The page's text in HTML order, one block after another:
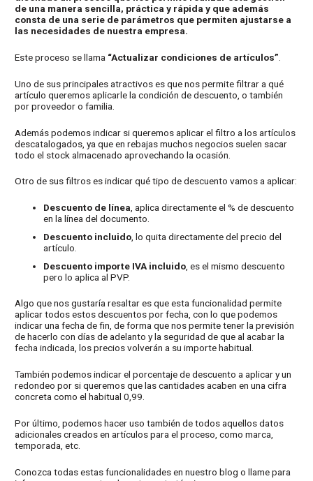
de una manera sencilla, práctica y rápida y que además
consta de una serie de parámetros que permiten ajustarse a
las necesidades de nuestra empresa.
Este proceso se llama “Actualizar condiciones de artículos”
Uno de sus principales atractivos es que nos permite filtrar a qué
artículo queremos aplicarle la condición de descuento, o también
por proveedor o familia.
Además podemos indicar si queremos aplicar el filtro a los artículos
descatalogados, ya que en rebajas muchos negocios suelen sacar
todo el stock almacenado aprovechando la ocasión.
Otro de sus filtros es indicar qué tipo de descuento vamos a aplicar:
Descuento de línea, aplica directamente el % de descuento
en la línea del documento.
Descuento incluido, lo quita directamente del precio del
artículo.
Descuento importe IVA incluido, es el mismo descuento
pero lo aplica al PVP.
Algo que nos gustaría resaltar es que esta funcionalidad permite
aplicar todos estos descuentos por fecha, con lo que podemos
indicar una fecha de fin, de forma que nos permite tener la previsión
de hacerlo con días de adelanto y la seguridad de que al acabar la
fecha indicada, los precios volverán a su importe habitual.
También podemos indicar el porcentaje de descuento a aplicar y un
redondeo por si queremos que las cantidades acaben en una cifra
concreta como el habitual 0,99.
Por último, podemos hacer uso también de todos aquellos datos
adicionales creados en artículos para el proceso, como marca,
temporada, etc.
Conozca todas estas funcionalidades en nuestro blog o llame para